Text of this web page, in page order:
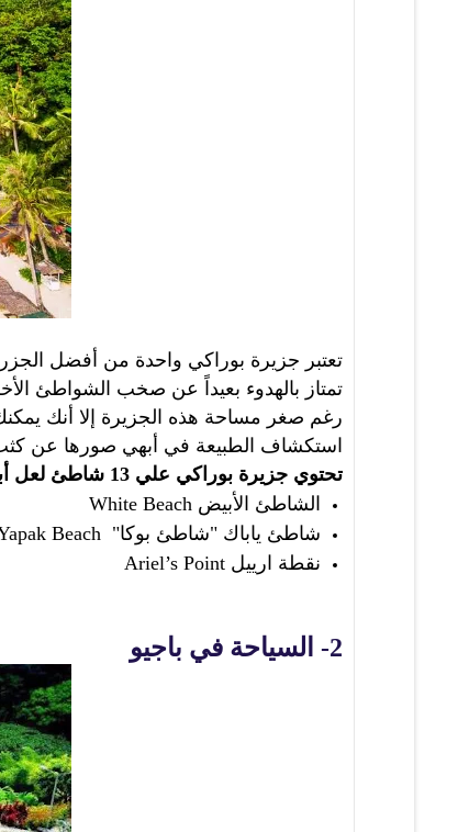
تعتبر جزيرة بوراكي واحدة من أفضل الجزر
تمتاز بالهدوء بعيداً عن صخب الشواطئ
رغم صغر مساحة هذه الجزيرة إلا أنك
استكشاف الطبيعة في أبهي صورها عن
تحتوي جزيرة بوراكي علي 13 شاطئ لعل أبرزها هم:
الشاطئ الأبيض White Beach
شاطئ ياباك "شاطئ بوكا"
Beach
نقطة ارييلAriel’s Point
2- السياحة في باجيو